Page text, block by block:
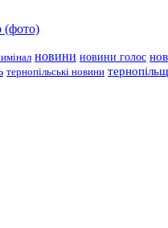
(фото)
новини новини голос
тернопільські новини